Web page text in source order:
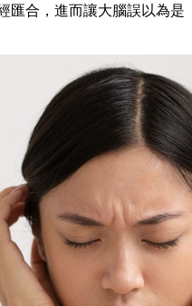
匯合，進而讓大腦誤以為是